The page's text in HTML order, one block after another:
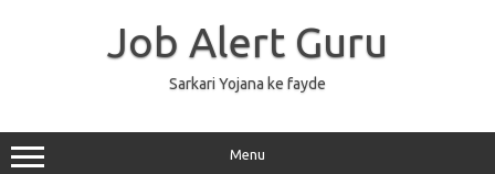
Job Alert Guru
Sarkari Yojana ke fayde
Menu